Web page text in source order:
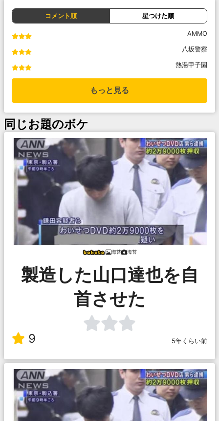
コメント順 星つけた順
AMMO
八坂警察
熱湯甲子園
もっと見る
同じお題のボケ
海苔 海苔
製造した山口達也を自
首させた
9 5年くらい前